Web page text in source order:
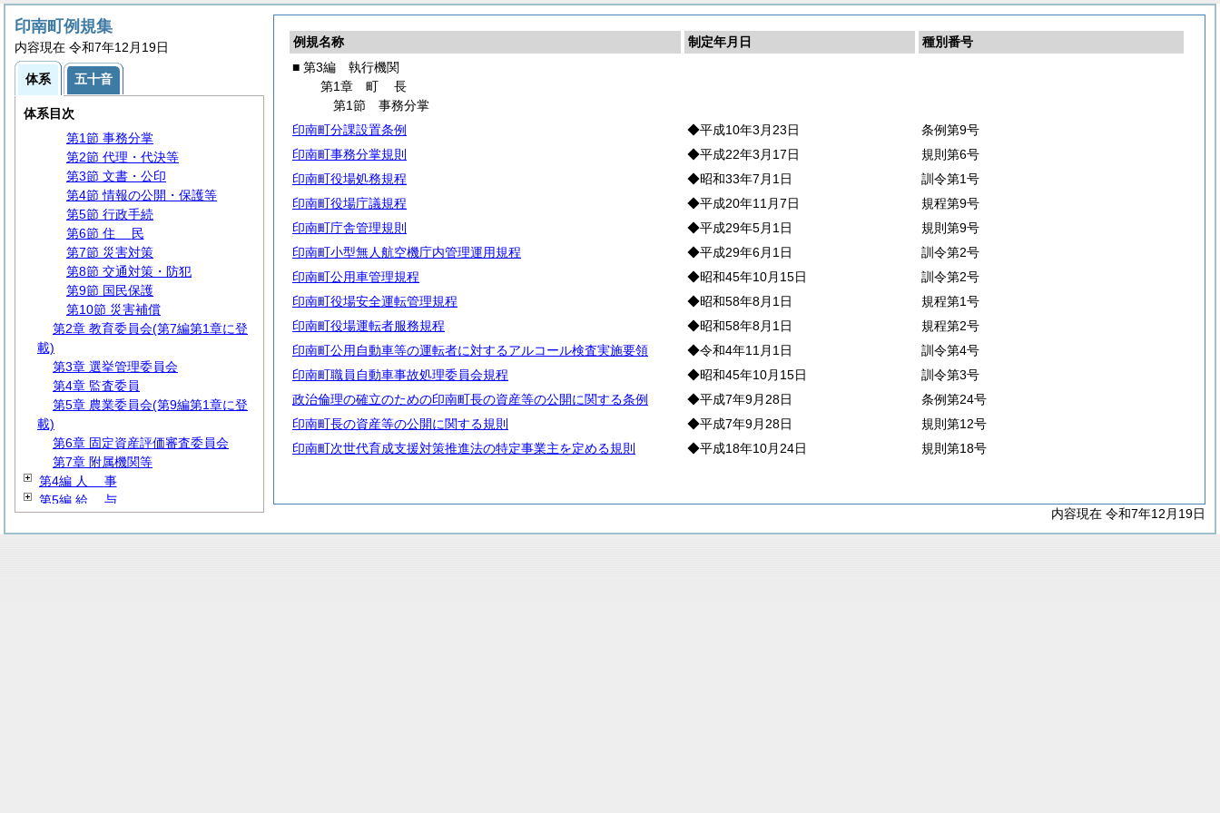
例規名称 制定年月日
種別番号
■ 第3編 執行機関
第1章 町長
第1節 事務分掌
印南町分課設置条例
◆平成10年3月23日
条例第9号
印南町事務分掌規則
◆平成22年3月17日
規則第6号
印南町役場処務規程
◆昭和33年7月1日
訓令第1号
印南町役場庁議規程
◆平成20年11月7日
規程第9号
印南町庁舎管理規則
◆平成29年5月1日
規則第9号
印南町小型無人航空機庁内管理運用規程
◆平成29年6月1日
訓令第2号
印南町公用車管理規程
◆昭和45年10月15日
訓令第2号
印南町役場安全運転管理規程
◆昭和58年8月1日
規程第1号
印南町役場運転者服務規程
◆昭和58年8月1日
規程第2号
印南町公用自動車等の運転者に対するアルコール検査実施要領
◆令和4年11月1日
訓令第4号
印南町職員自動車事故処理委員会規程
◆昭和45年10月15日
訓令第3号
政治倫理の確立のための印南町長の資産等の公開に関する条例
◆平成7年9月28日
条例第24号
印南町長の資産等の公開に関する規則
◆平成7年9月28日
規則第12号
印南町次世代育成支援対策推進法の特定事業主を定める規則
◆平成18年10月24日 規則第18号
内容現在 令和7年12月19日
印南町例規集
内容現在 令和7年12月19日
体系 五十音
体系目次
第1編総規
第2編議会
第3編 執行機関
第1章
第1節 事務分掌
第2節 代理・代決等
第3節 文書・公印
第4節 情報の公開・保護等
第5節 行政手続
第6節 住
民
第7節 災害対策
第8節 交通対策・防犯
第9節 国民保護
第10節 災害補償
第2章 教育委員会(第7編第1章に登
載)
第3章 選挙管理委員会
第4章 監査委員
第5章 農業委員会(第9編第1章に登
載)
第6章 固定資産評価審査委員会
第7章 附属機関等
第4編 人 事
第5編 給 与
第7編教育